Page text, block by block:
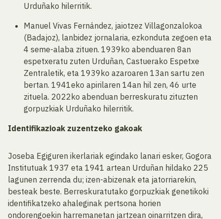
Urduñako hilerritik.
Manuel Vivas Fernández, jaiotzez Villagonzalokoa
(Badajoz), lanbidez jornalaria, ezkonduta zegoen eta
4 seme-alaba zituen. 1939ko abenduaren 8an
espetxeratu zuten Urduñan, Castuerako Espetxe
Zentraletik, eta 1939ko azaroaren 13an sartu zen
bertan. 1941eko apirilaren 14an hil zen, 46 urte
zituela. 2022ko abenduan berreskuratu zituzten
gorpuzkiak Urduñako hilerritik.
Identifikazioak zuzentzeko gakoak
Joseba Egiguren ikerlariak egindako lanari esker, Gogora
Institutuak 1937 eta 1941 artean Urduñan hildako 225
lagunen zerrenda du; izen-abizenak eta jatorriarekin,
besteak beste. Berreskuratutako gorpuzkiak genetikoki
identifikatzeko ahaleginak pertsona horien
ondorengoekin harremanetan jartzean oinarritzen dira,